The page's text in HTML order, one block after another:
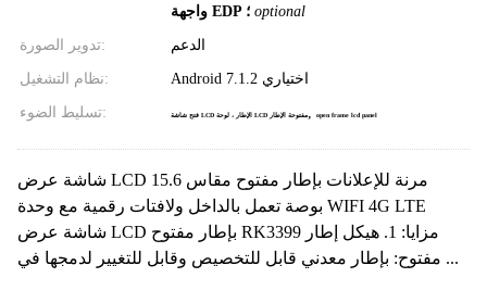
واجهة EDP ؛ optional
تدوير الصورة: الدعم
نظام التشغيل: Android 7.1.2 اختياري
تسليط الضوء: فتح شاشة LCD الإطار ، لوحة LCD مفتوحة الإطار, open frame lcd panel
شاشة عرض LCD مرنة للإعلانات بإطار مفتوح مقاس 15.6
بوصة تعمل بالداخل ولافتات رقمية مع وحدة WIFI 4G LTE
شاشة عرض LCD بإطار مفتوح RK3399 مزايا: 1. هيكل إطار
مفتوح: بإطار معدني قابل للتخصيص وقابل للتغيير لدمجها في ...